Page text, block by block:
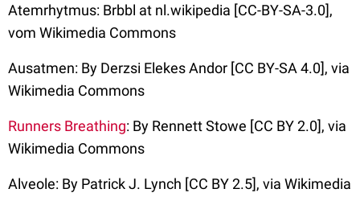
Atemrhytmus: Brbbl at nl.wikipedia [CC-BY-SA-3.0],
vom Wikimedia Commons
Ausatmen: By Derzsi Elekes Andor [CC BY-SA 4.0], via
Wikimedia Commons
Runners Breathing: By Rennett Stowe [CC BY 2.0], via
Wikimedia Commons
Alveole: By Patrick J. Lynch [CC BY 2.5], via Wikimedia